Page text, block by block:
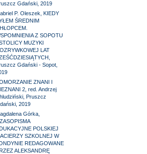
Gdański, 2019
P. Oleszek, KIEDY
ŚREDNIM
Z SOPOTU
MUZYKI
LAT
Gdański - Sopot,
ZNANI I
2, red. Andrzej
Pruszcz
2019
Górka,
POLSKIEJ
SZKOLNEJ W
REDAGOWANE
ALEKSANDRĘ